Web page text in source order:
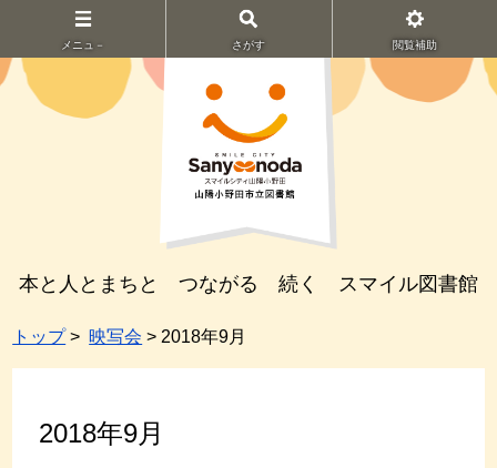
メニュ－ さがす 閲覧補助
本と人とまちと つながる 続く スマイル図書館
トップ> 映写会 > 2018年9月
2018年9月